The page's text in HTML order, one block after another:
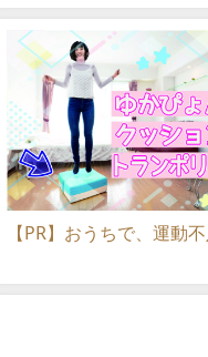
【PR】おうちで、運動